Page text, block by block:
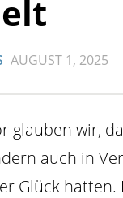
AUGUST 1, 2025
glauben wir,
auch in
Glück